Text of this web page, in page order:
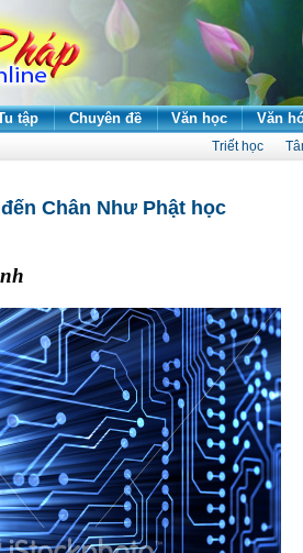
tập Chuyên đề Văn học Văn
Triết học
Chân Như Phật học